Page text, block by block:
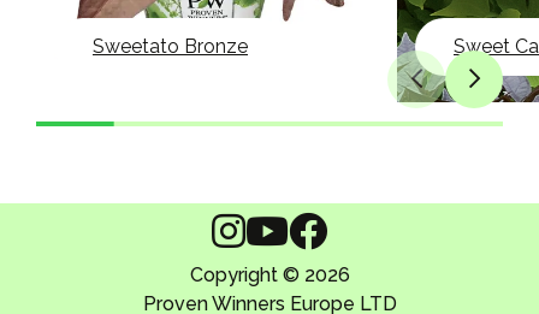
Sweetato Bronze
Copyright © 2026
Proven Winners Europe LTD